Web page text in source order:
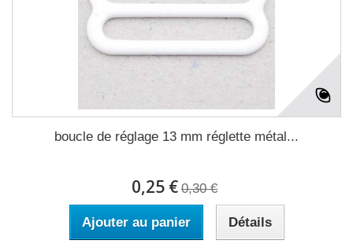
boucle de réglage 13 mm réglette métal...
0,25 € 0,30 €
Ajouter au panier Détails